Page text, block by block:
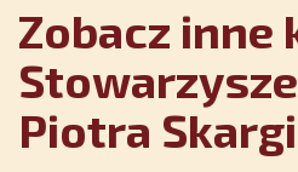
Zobacz inne
Piotra Skargi